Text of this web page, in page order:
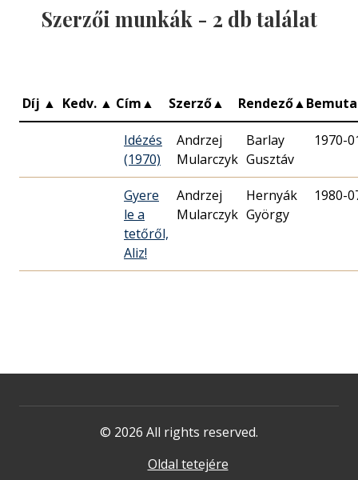
Szerzői munkák - 2 db találat
Díj ▲ Kedv. ▲ Cím▲ Szerző▲ Rendező▲
Idézés
(1970)
Andrzej
Mularczyk
Barlay
Gusztáv
1970-
Gyere
le a
tetőről,
Aliz!
Andrzej
Mularczyk
Hernyák
György
1980-
© 2026 All rights reserved.
Oldal tetejére